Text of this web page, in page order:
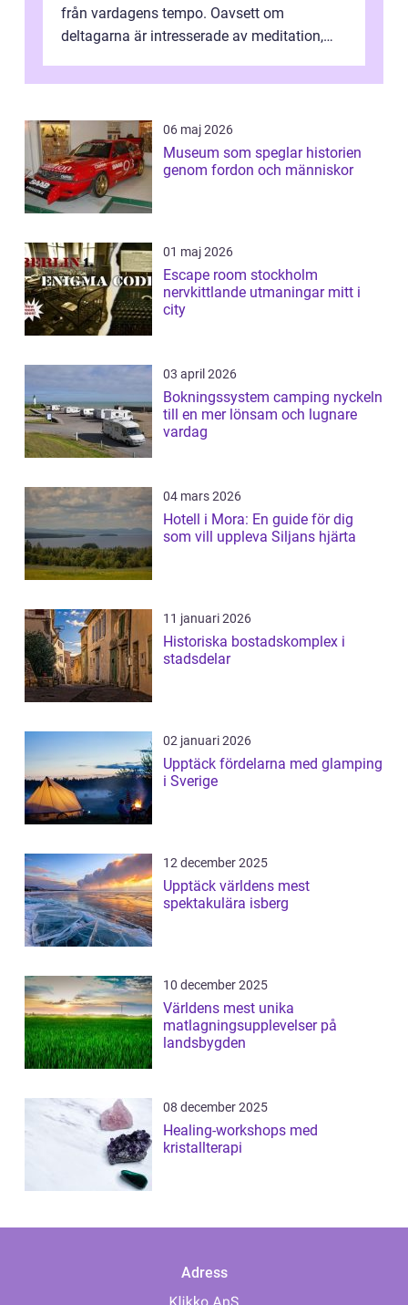
från vardagens tempo. Oavsett om
deltagarna är intresserade av meditation,
06 maj 2026
Museum som speglar historien
genom fordon och människor
01 maj 2026
Escape room stockholm
nervkittlande utmaningar mitt i
city
03 april 2026
Bokningssystem camping nyckeln
till en mer lönsam och lugnare
vardag
04 mars 2026
Hotell i Mora: En guide för dig
som vill uppleva Siljans hjärta
11 januari 2026
Historiska bostadskomplex i
stadsdelar
02 januari 2026
Upptäck fördelarna med glamping
i Sverige
12 december 2025
Upptäck världens mest
spektakulära isberg
10 december 2025
Världens mest unika
matlagningsupplevelser på
landsbygden
08 december 2025
Healing-workshops med
kristallterapi
Adress